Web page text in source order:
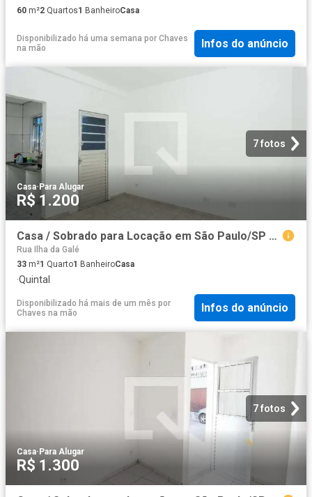
60 m²2 Quartos1 BanheiroCasa
Disponibilizado há uma semana por Chaves
na mão
Infos do anúncio
7 fotos
Casa· Para Alugar
R$ 1.200
Casa / Sobrado para Locação em São Paulo/SP Vila Constança 1 Quartos
Rua Ilha da Galé
33 m²1 Quarto1 BanheiroCasa
·Quintal
Disponibilizado há mais de um mês por
Chaves na mão
Infos do anúncio
7 fotos
Casa·Para Alugar
R$ 1.300